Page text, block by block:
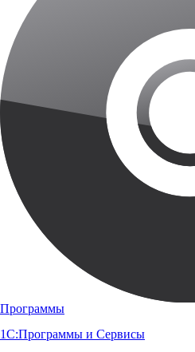
Программы
1С:Программы и Сервисы